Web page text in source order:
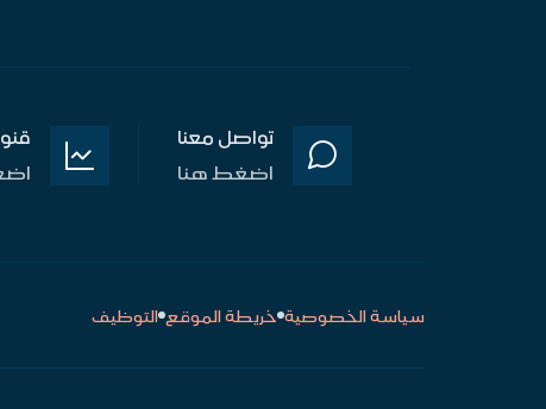
تواصل معنا
اضغط هنا
سياسة الخصوصية خريطة الموقع التوظيف